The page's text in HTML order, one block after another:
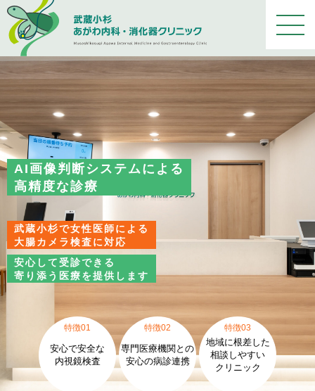
ー
を
く
AI画像判断システムによる
高精度な診療
武蔵小杉で女性医師による
大腸カメラ検査に対応
安心して受診できる
寄り添う医療を提供します
特徴01
安心で安全な
内視鏡検査
特徴02
専門医療機関との
安心の病診連携
特徴03
地域に根差した
相談しやすい
クリニック